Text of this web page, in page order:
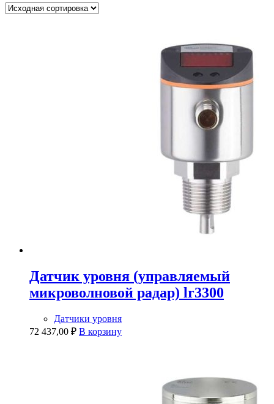
Датчик уровня (управляемый
микроволновой радар) lr3300
Датчики уровня
72 437,00 ₽ В корзину